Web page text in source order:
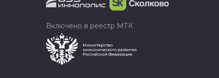
Включено в реестр МТК